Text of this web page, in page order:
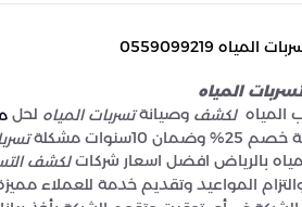
المياه
المياهلكشف وصيانةتسربات المياه لحل
مشكلة
بالرياض افضل اسعار شركاتلكشف
والتزام المواعيد وتقديم خدمة للعملاء